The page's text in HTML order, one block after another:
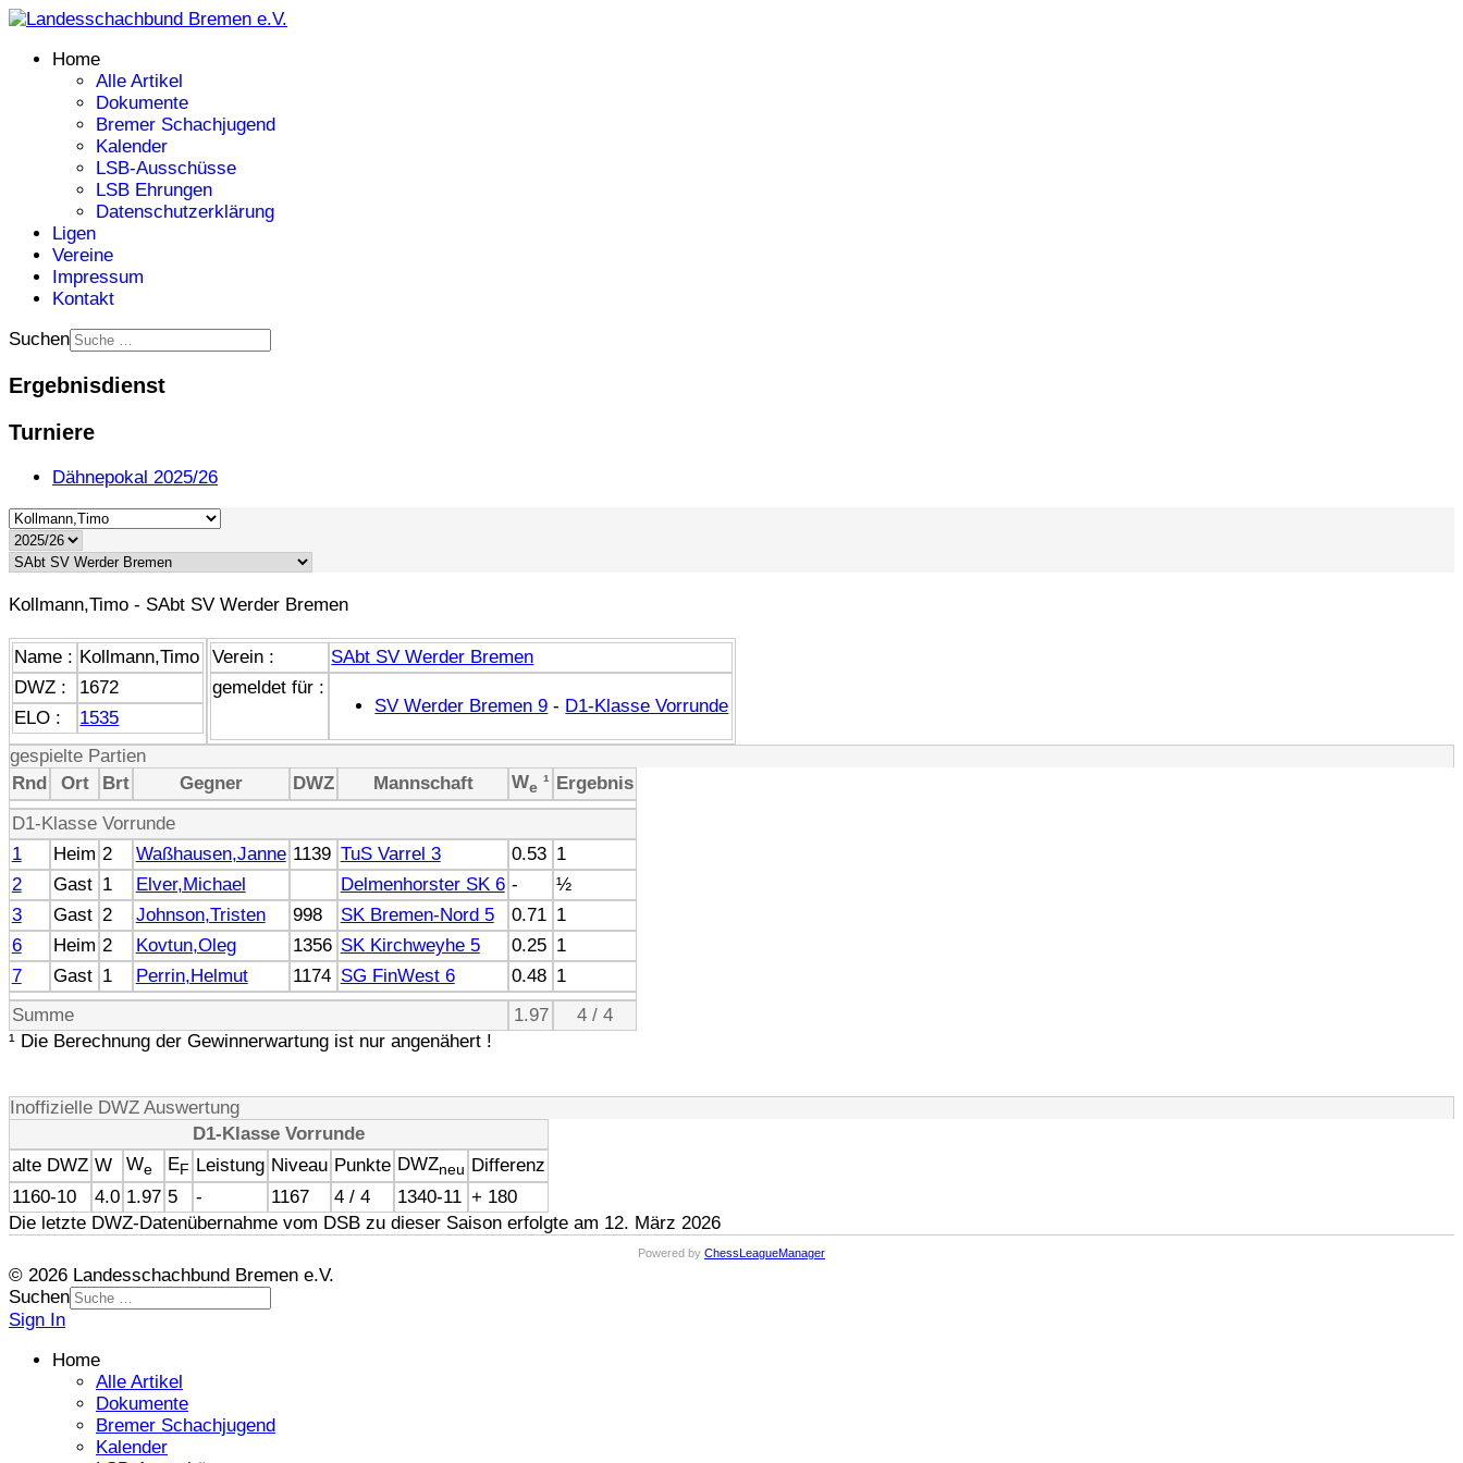
Home
Alle Artikel
Dokumente
Bremer Schachjugend
Kalender
LSB-Ausschüsse
LSB Ehrungen
Datenschutzerklärung
Ligen
Vereine
Impressum
Kontakt
Suchen
Ergebnisdienst
Turniere
Dähnepokal 2025/26
Kollmann,Timo - SAbt SV Werder Bremen
Name : Kollmann,Timo
DWZ :
1672
ELO :
1535
Verein :
SAbt SV Werder Bremen
gemeldet für :
SV Werder Bremen 9 - D1-Klasse Vorrunde
gespielte Partien
Rnd
Ort Brt Gegner DWZ Mannschaft We ¹ Ergebnis
D1-Klasse Vorrunde
1
Heim 2 Waßhausen,Janne 1139 TuS Varrel 3 0.53 1
2
Gast 1 Elver,Michael Delmenhorster SK 6 -
½
3
Gast 2 Johnson,Tristen 998 SK Bremen-Nord 5 0.71 1
6
Heim 2 Kovtun,Oleg 1356 SK Kirchweyhe 5 0.25 1
7
Gast 1 Perrin,Helmut 1174 SG FinWest 6 0.48 1
Summe
1.97
4 / 4
¹ Die Berechnung der Gewinnerwartung ist nur angenähert !
Inoffizielle DWZ Auswertung
D1-Klasse Vorrunde
alte DWZ W We EF Leistung Niveau Punkte DWZneu Differenz
1160-10
4.0 1.97 5 - 1167 4 / 4 1340-11 + 180
Die letzte DWZ-Datenübernahme vom DSB zu dieser Saison erfolgte am 12. März 2026
Powered by ChessLeagueManager
© 2026 Landesschachbund Bremen e.V.
Suchen
Sign In
Home
Alle Artikel
Dokumente
Bremer Schachjugend
Kalender